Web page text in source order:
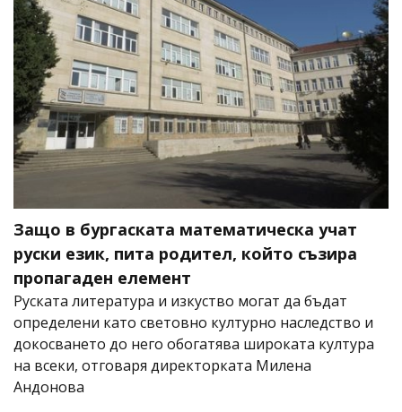
Защо в бургаската математическа учат
руски език, пита родител, който съзира
пропагаден елемент
Руската литература и изкуство могат да бъдат
определени като световно културно наследство и
докосването до него обогатява широката култура
на всеки, отговаря директорката Милена
Андонова